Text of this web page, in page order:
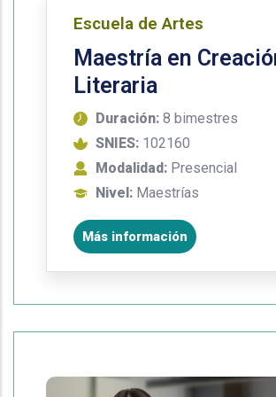
Escuela de Artes
Maestría en
Literaria
Duración: 8 bimestres
SNIES: 102160
Modalidad: Presencial
Nivel: Maestrías
Más información